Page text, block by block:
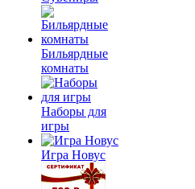
Бильярдные
комнаты
Наборы для
игры
Игра Новус